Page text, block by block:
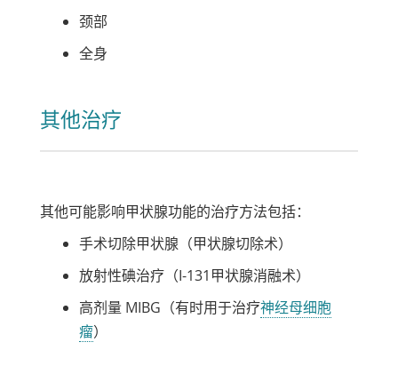
颈部
全身
其他治疗
其他可能影响甲状腺功能的治疗方法包括：
手术切除甲状腺（甲状腺切除术）
放射性碘治疗（I-131甲状腺消融术）
高剂量 MIBG（有时用于治疗神经母细胞
瘤）